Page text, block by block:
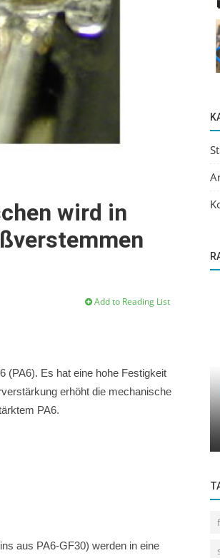
wird in
Add to Reading List
(PA6). Es hat eine hohe Festigkeit
erhöht die mechanische
PA6.
aus PA6-GF30) werden in eine
Systeme
Integration eines Doppel-